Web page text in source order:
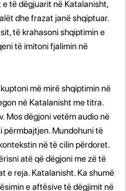
të dëgjuarit në Katalanisht,
dhe frazat janë shqiptuar.
të krahasoni shqiptimin e
të imitoni fjalimin në
më mirë shqiptimin në
në Katalanisht me titra.
Mos dëgjoni vetëm audio në
përmbajtjen. Mundohuni të
në të cilin përdoret.
atë që dëgjoni me zë të
e reja. Katalanisht. Ka shumë
e aftësive të dëgjimit në